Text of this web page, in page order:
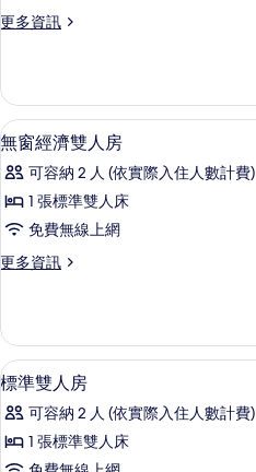
房,
園
景
觀
的
所
有
相
更多資訊
更
雙
人
房,
庭
園
景
的
詳
情
顯
示
無
窗
濟
人
房
的
所
有
9
無窗經濟雙人房
可容納 2 人 (依實際入住人數計費)
1 張標準雙人床
免費無線上網
更多資訊
更
經
濟
雙
房
的
顯
示
標
準
8
標準雙人房
可容納 2 人 (依實際入住人數計費)
1 張標準雙人床